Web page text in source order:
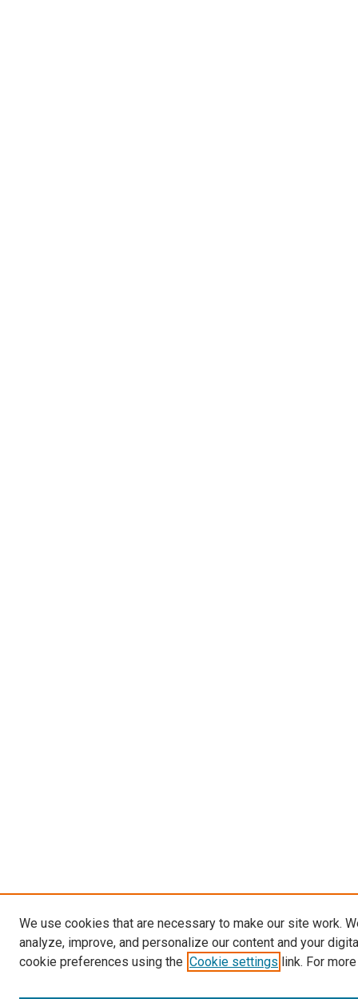
We use cookies that are necessary to make our site work.
analyze, improve, and personalize our content and your
cookie preferences using the Cookie settings link. For